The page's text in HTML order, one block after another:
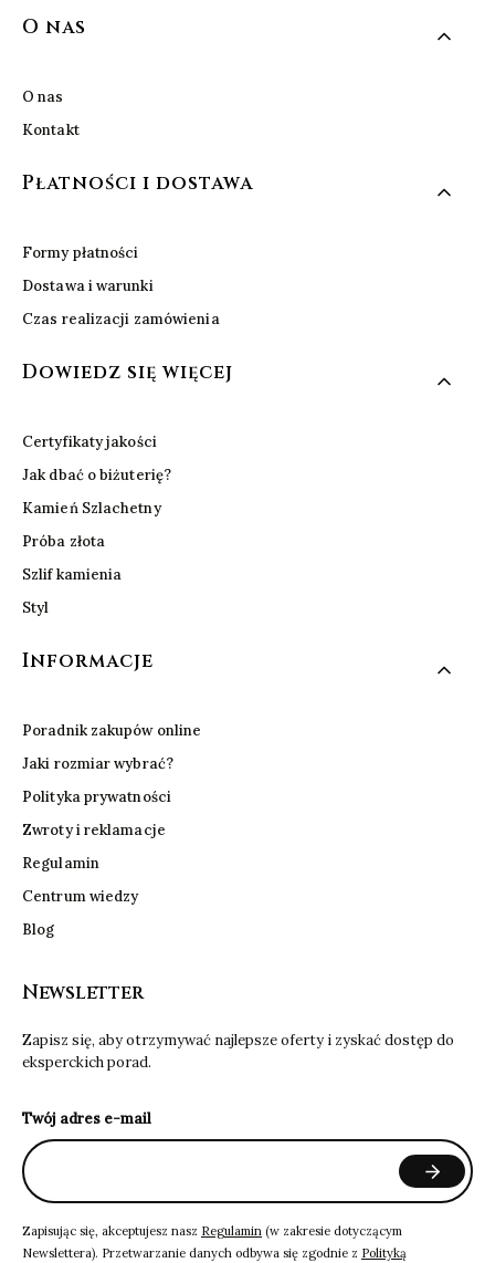
Linki w stopce
O nas
O nas
Kontakt
Płatności i dostawa
Formy płatności
Dostawa i warunki
Czas realizacji zamówienia
Dowiedz się więcej
Certyfikaty jakości
Jak dbać o biżuterię?
Kamień Szlachetny
Próba złota
Szlif kamienia
Styl
Informacje
Poradnik zakupów online
Jaki rozmiar wybrać?
Polityka prywatności
Zwroty i reklamacje
Regulamin
Centrum wiedzy
Blog
Newsletter
Zapisz się, aby otrzymywać najlepsze oferty i zyskać dostęp do
eksperckich porad.
Twój adres e-mail
Zapisując się, akceptujesz nasz Regulamin (w zakresie dotyczącym
Newslettera). Przetwarzanie danych odbywa się zgodnie z Polityką